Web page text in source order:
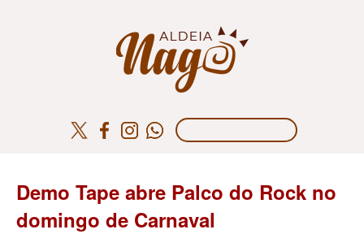
Demo Tape abre Palco do Rock no
domingo de Carnaval